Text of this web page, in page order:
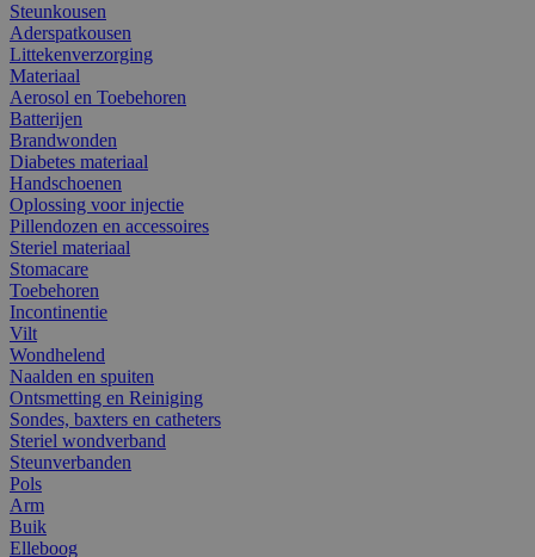
Steunkousen
Aderspatkousen
Littekenverzorging
Materiaal
Aerosol en Toebehoren
Batterijen
Brandwonden
Diabetes materiaal
Handschoenen
Oplossing voor injectie
Pillendozen en accessoires
Steriel materiaal
Stomacare
Toebehoren
Incontinentie
Vilt
Wondhelend
Naalden en spuiten
Ontsmetting en Reiniging
Sondes, baxters en catheters
Steriel wondverband
Steunverbanden
Pols
Arm
Buik
Elleboog